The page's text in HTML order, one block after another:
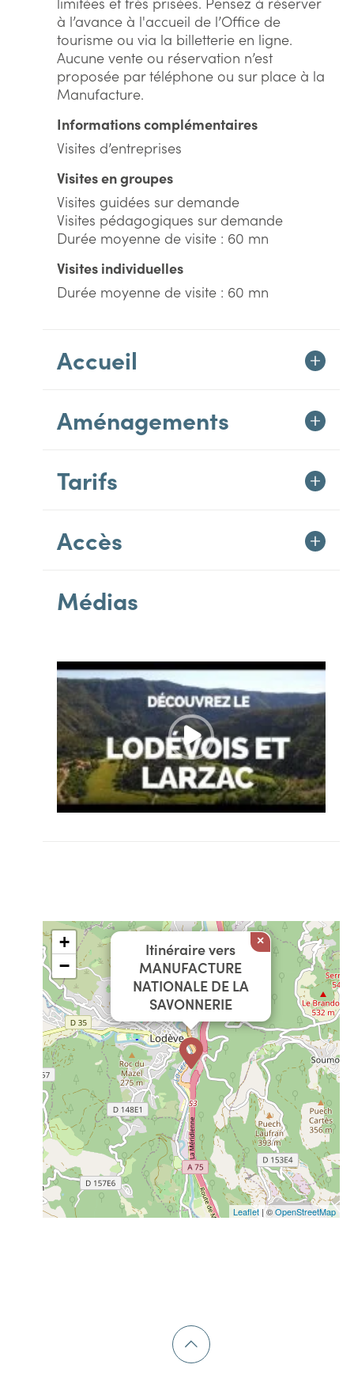
à l’avance à l'accueil de l’Office de
tourisme ou via la billetterie en ligne.
Aucune vente ou réservation n’est
proposée par téléphone ou sur place à la
Manufacture.
Informations complémentaires
Visites d’entreprises
Visites en groupes
Visites guidées sur demande
Visites pédagogiques sur demande
Durée moyenne de visite : 60 mn
Visites individuelles
Durée moyenne de visite : 60 mn
Accueil
Aménagements
Tarifs
Accès
Médias
Itinéraire vers
MANUFACTURE
NATIONALE DE LA
SAVONNERIE
×
+
−
Leaflet | ©OpenStreetMap